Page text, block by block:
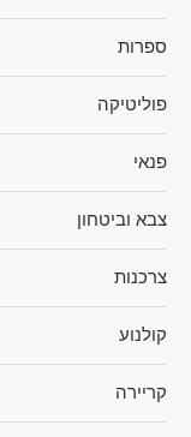
ספרות
פוליטיקה
פנאי
צבא וביטחון
צרכנות
קולנוע
קריירה